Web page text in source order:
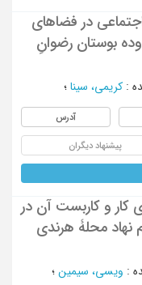
در فضاهای
بوستان رضوانِ
: کریمی، سینا ؛
آدرس
پیشنهاد دیگران
کار و کاربست آن در
محلۀ هرندی
: ویسی، سیمین ؛